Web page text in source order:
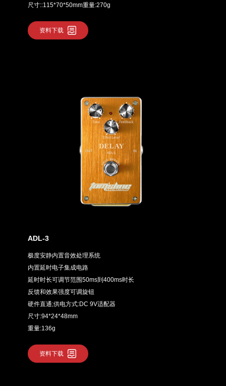
尺寸::115*70*50mm重量:270g
资料下载
ADL-3
极度安静内置音效处理系统
内置延时电子集成电路
延时时长可调节范围50ms到400ms时长
反馈和效果强度可调旋钮
硬件直通;供电方式:DC 9V适配器
尺寸:94*24*48mm
重量:136g
资料下载